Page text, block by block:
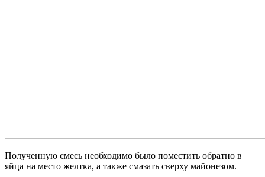
Полученную смесь необходимо было поместить обратно в
яйца на место желтка, а также смазать сверху майонезом.